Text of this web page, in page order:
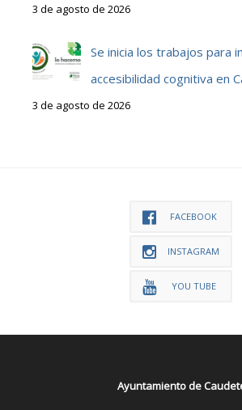
3 de agosto de 2026
Se inicia los trabajos para
accesibilidad cognitiva en
3 de agosto de 2026
FACEBOOK
INSTAGRAM
YOU TUBE
Ayuntamiento de